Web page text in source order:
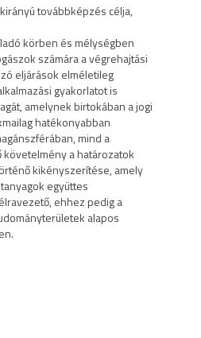
továbbképzés célja,
körben és mélységben
számára a végrehajtási
eljárások elméletileg
gyakorlatot is
amelynek birtokában a jogi
hatékonyabban
mind a
a határozatok
kikényszerítése, amely
együttes
ehhez pedig a
alapos